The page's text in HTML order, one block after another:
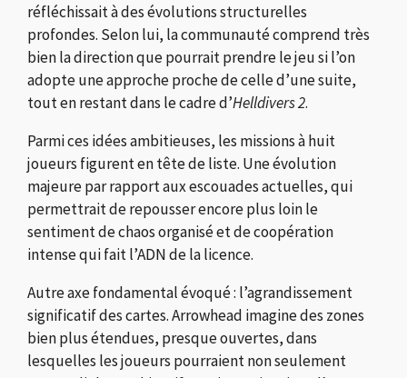
réfléchissait à des évolutions structurelles
profondes. Selon lui, la communauté comprend très
bien la direction que pourrait prendre le jeu si l’on
adopte une approche proche de celle d’une suite,
tout en restant dans le cadre d’Helldivers 2.
Parmi ces idées ambitieuses, les missions à huit
joueurs figurent en tête de liste. Une évolution
majeure par rapport aux escouades actuelles, qui
permettrait de repousser encore plus loin le
sentiment de chaos organisé et de coopération
intense qui fait l’ADN de la licence.
Autre axe fondamental évoqué : l’agrandissement
significatif des cartes. Arrowhead imagine des zones
bien plus étendues, presque ouvertes, dans
lesquelles les joueurs pourraient non seulement